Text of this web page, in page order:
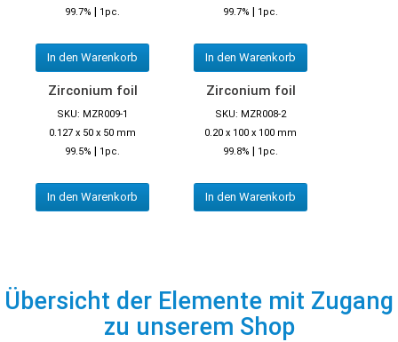
99.7% | 1pc.
In den Warenkorb
99.7% | 1pc.
In den Warenkorb
Zirconium foil
SKU: MZR009-1
0.127 x 50 x 50 mm
99.5% | 1pc.
In den Warenkorb
Zirconium foil
SKU: MZR008-2
0.20 x 100 x 100 mm
99.8% | 1pc.
In den Warenkorb
Übersicht der Elemente mit Zugang
zu unserem Shop